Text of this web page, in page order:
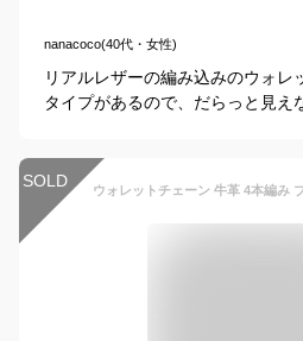
nanacoco(40代・女性)
リアルレザーの編み込みのウォレ
タイプがあるので、だらっと見え
SOLD